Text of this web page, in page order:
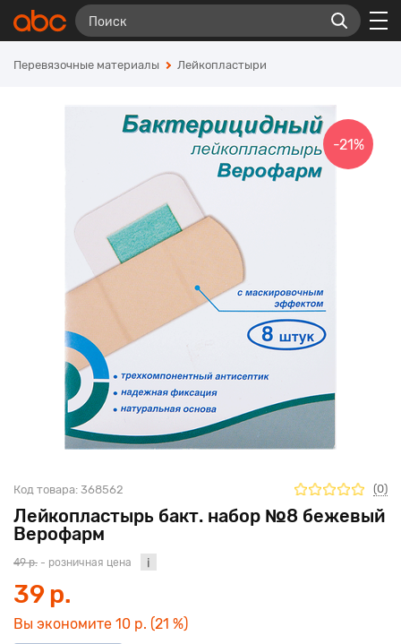
Перевязочные материалы Лейкопластыри
Лейкопластырь бакт. набор №8 бежевый
Верофарм
Код товара: 368562 (0)
-21%
49 р. - розничная цена
39 р.
Вы экономите 10 р. (21 %)